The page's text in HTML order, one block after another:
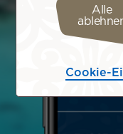
Alle
Cookie-